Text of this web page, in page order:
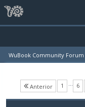
WuBook Community Forum
Anterior 1 … 6